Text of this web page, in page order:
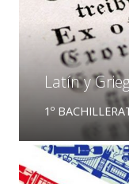
Latín y
1º